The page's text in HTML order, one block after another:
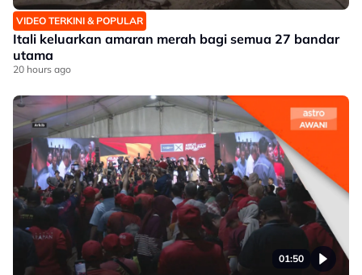
VIDEO TERKINI & POPULAR
Itali keluarkan amaran merah bagi semua 27 bandar
utama
20 hours ago
01:50